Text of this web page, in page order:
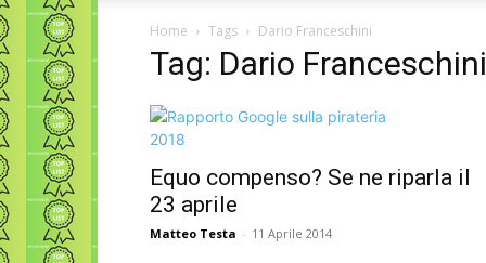
Home Tags Dario Franceschini
Tag: Dario Franceschini
Equo compenso? Se ne riparla il
23 aprile
Matteo Testa - 11 Aprile 2014